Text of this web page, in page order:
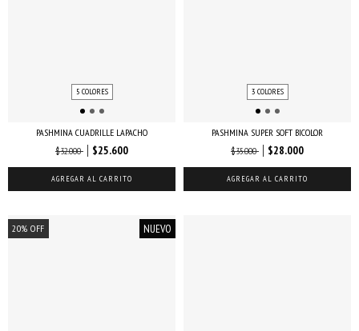
5 COLORES
PASHMINA CUADRILLE LAPACHO
$32.000
$25.600
AGREGAR AL CARRITO
3 COLORES
PASHMINA SUPER SOFT BICOLOR
$35.000
$28.000
AGREGAR AL CARRITO
20% OFF NUEVO